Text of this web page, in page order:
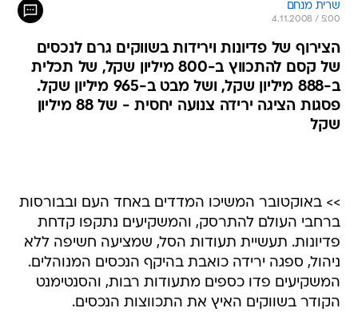
הצירוף של פדיונות וירידות בשווקים גרם לנכסים
של קסם להתכווץ ב-800 מיליון שקל, של תכלית
ב-888 מיליון שקל, ושל מבט ב-965 מיליון שקל.
פסגות הציגה ירידה צנועה יחסית - של 88 מיליון
שקל
פדיונות. תעשיית תעודות הסל, שמציעה חשיפה ללא
ניהול, ספגה ירידה כואבת בהיקף הנכסים המנוהלים.
המשקיעים פדו כספים מתעודות רבות, והסנטימנט
הקודר בשווקים האיץ את התכווצות הנכסים.